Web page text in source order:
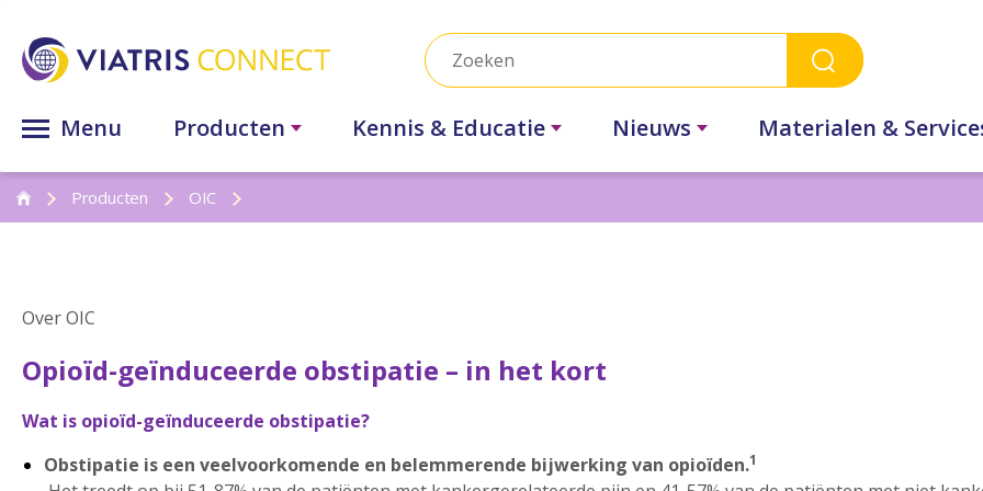
Menu Producten Kennis & Educatie Nieuws Materialen &
Producten OIC
Over OIC
Opioïd-geïnduceerde obstipatie – in het kort
Wat is opioïd-geïnduceerde obstipatie?
Obstipatie is een veelvoorkomende en belemmerende bijwerking van opioïden.1